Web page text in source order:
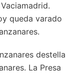
queda varado
destella
La Presa